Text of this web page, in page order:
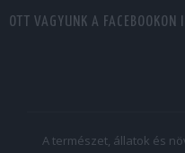
OTT VAGYUNK A FACEBOOKON
A természet, állatok és